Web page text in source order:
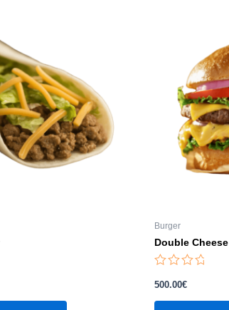
Burger
Double Cheese
0
sur
500.00€